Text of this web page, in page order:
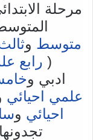
مرحلة
متوسط و
( رابع
ادبي و
علمي احيائي
احيائي و